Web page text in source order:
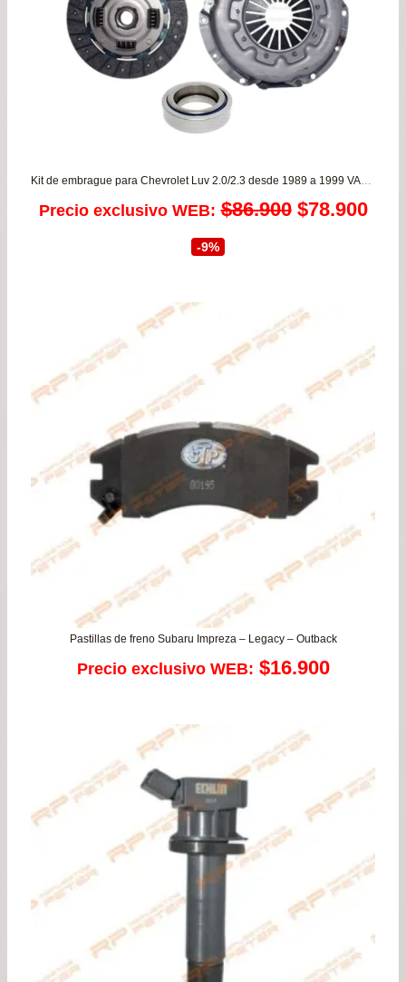
Kit de embrague para Chevrolet Luv 2.0/2.3 desde 1989 a 1999 VALEO
Precio exclusivo WEB: $86.900 El
era:
$86.900.
$78.900El
-9%
Pastillas de freno Subaru Impreza – Legacy – Outback
Precio exclusivo WEB: $16.900